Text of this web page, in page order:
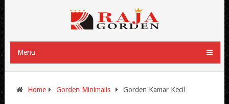
Menu
Home Gorden Minimalis Gorden Kamar Kecil